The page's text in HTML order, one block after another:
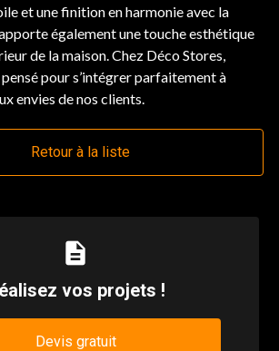
et une finition en harmonie avec la
également une touche esthétique
de la maison. Chez Déco Stores,
pour s’intégrer parfaitement à
envies de nos clients.
Retour à la liste
description
vos projets !
Devis gratuit